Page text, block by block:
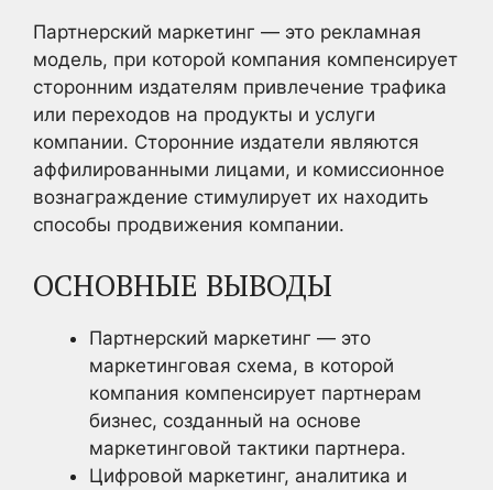
Партнерский маркетинг — это рекламная
модель, при которой компания компенсирует
сторонним издателям привлечение трафика
или переходов на продукты и услуги
компании. Сторонние издатели являются
аффилированными лицами, и комиссионное
вознаграждение стимулирует их находить
способы продвижения компании.
ОСНОВНЫЕ ВЫВОДЫ
Партнерский маркетинг — это
маркетинговая схема, в которой
компания компенсирует партнерам
бизнес, созданный на основе
маркетинговой тактики партнера.
Цифровой маркетинг, аналитика и